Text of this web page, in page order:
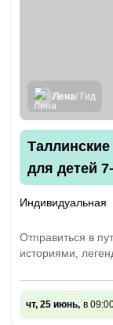
Лена/ Гид
для детей
Индивидуальная
Отправиться в
историями,
чт, 25 июнь, в